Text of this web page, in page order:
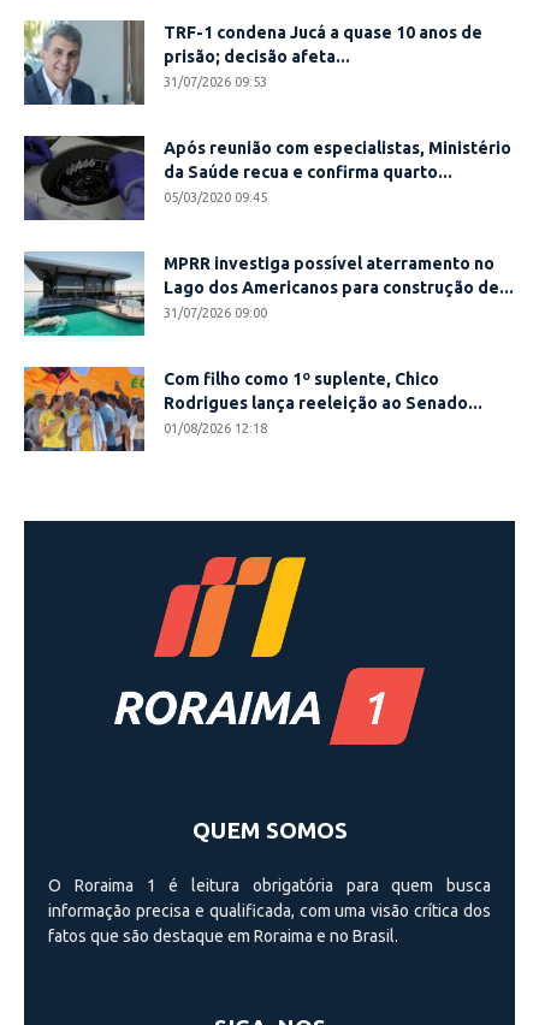
TRF-1 condena Jucá a quase 10 anos de
prisão; decisão afeta...
31/07/2026 09:53
Após reunião com especialistas, Ministério
da Saúde recua e confirma quarto...
05/03/2020 09:45
MPRR investiga possível aterramento no
Lago dos Americanos para construção de...
31/07/2026 09:00
Com filho como 1º suplente, Chico
Rodrigues lança reeleição ao Senado...
01/08/2026 12:18
QUEM SOMOS
O Roraima 1 é leitura obrigatória para quem busca
informação precisa e qualificada, com uma visão crí­tica dos
fatos que são destaque em Roraima e no Brasil.